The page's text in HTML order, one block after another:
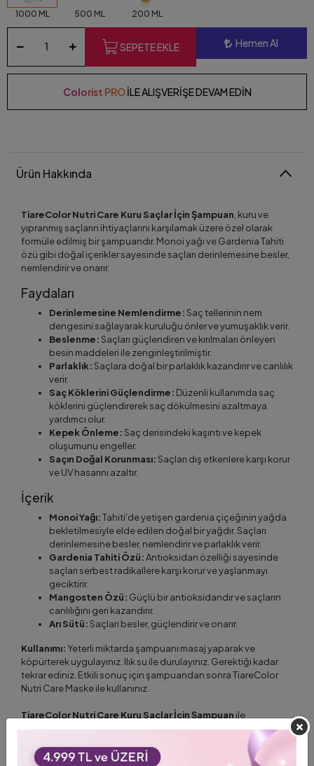
1000 ML 500 ML 200 ML
SEPETE EKLE Hemen Al
Colorist PROİLE ALIŞVERİŞE DEVAM EDİN
Ürün Hakkında
TiareColor Nutri Care Kuru Saçlar İçin Şampuan , kuru ve
yıpranmış saçların ihtiyaçlarını karşılamak üzere özel olarak
formüle edilmiş bir şampuandır. Monoi yağı ve Gardenia Tahiti
özü gibi doğal içerikler sayesinde saçları derinlemesine besler,
nemlendirir ve onarır.
Faydaları
Derinlemesine Nemlendirme:Saç tellerinin nem
dengesini sağlayarak kuruluğu önler ve yumuşaklık verir.
Beslenme:Saçları güçlendiren ve kırılmaları önleyen
besin maddeleri ile zenginleştirilmiştir.
Parlaklık:Saçlara doğal bir parlaklık kazandırır ve canlılık
verir.
Saç Köklerini Güçlendirme: Düzenli kullanımda saç
köklerini güçlendirerek saç dökülmesini azaltmaya
yardımcı olur.
Kepek Önleme:Saç derisindeki kaşıntı ve kepek
oluşumunu engeller.
Saçın Doğal Korunması:Saçları dış etkenlere karşı korur
ve UV hasarını azaltır.
İçerik
Monoi Yağı:Tahiti'de yetişen gardenia çiçeğinin yağda
bekletilmesiyle elde edilen doğal bir yağdır. Saçları
derinlemesine besler, nemlendirir ve parlaklık verir.
Gardenia Tahiti Özü:Antioksidan özelliği sayesinde
saçları serbest radikallere karşı korur ve yaşlanmayı
geciktirir.
Mangosten Özü: Güçlü bir antioksidandır ve saçların
canlılığını geri kazandırır.
Arı Sütü:Saçları besler, güçlendirir ve onarır.
Kullanımı: Yeterli miktarda şampuanı masaj yaparak ve
köpürterek uygulayınız. Ilık su ile durulayınız. Gerektiği kadar
tekrar ediniz. Etkili sonuç için şampuandan sonra TiareColor
Nutri Care Maske ile kullanınız.
TiareColor Nutri Care Kuru Saçlar İçin Şampuan ile
saçlarınıza kaybettiği canlılığı ve parlaklığı geri kazandırın.
Daha sağlıklı ve güzel saçlara sahip olmak için düzenli olarak
kullanabilirsiniz.